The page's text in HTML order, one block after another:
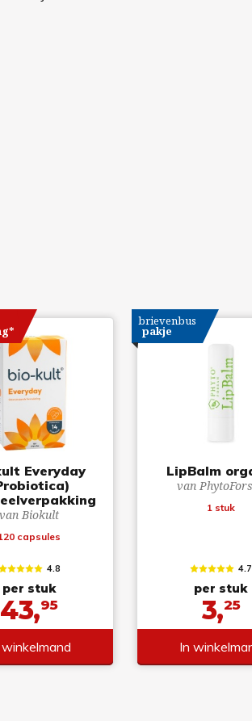
Everyday
van Biokult
capsules
4.8
per stuk
43,95
winkelmand
LipBalm
van
1 stuk
brievenbus
pakje
4.7
per stuk
3,25
In